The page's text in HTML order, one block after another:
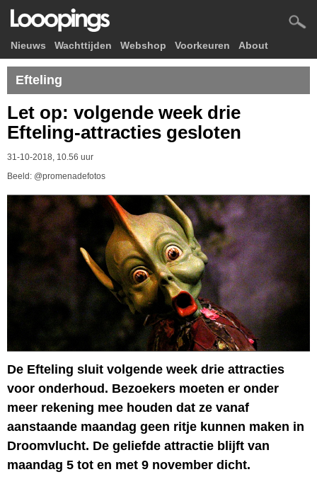
Nieuws Wachttijden Webshop Voorkeuren About
Efteling
Let op: volgende week drie
Efteling-attracties gesloten
31-10-2018, 10.56 uur
Beeld: @promenadefotos
De Efteling sluit volgende week drie attracties
voor onderhoud. Bezoekers moeten er onder
meer rekening mee houden dat ze vanaf
aanstaande maandag geen ritje kunnen maken in
Droomvlucht. De geliefde attractie blijft van
maandag 5 tot en met 9 november dicht.